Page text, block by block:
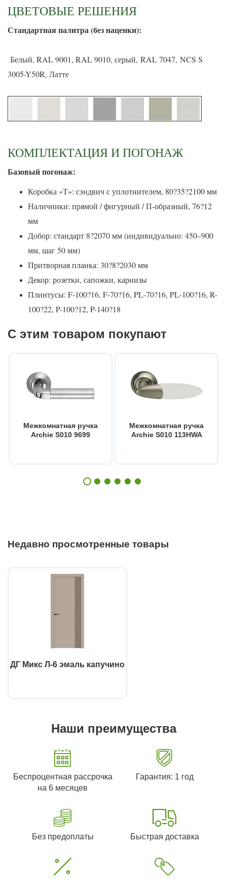
ЦВЕТОВЫЕ РЕШЕНИЯ
Стандартная палитра (без наценки):
Белый, RAL 9001, RAL 9010, серый, RAL 7047, NCS S
3005-Y50R, Латте
КОМПЛЕКТАЦИЯ И ПОГОНАЖ
Базовый погонаж:
Коробка «Т»: сэндвич с уплотнителем, 80?35?2100 мм
Наличники: прямой / фигурный / П-образный, 76?12
мм
Добор: стандарт 8?2070 мм (индивидуально: 450–900
мм, шаг 50 мм)
Притворная планка: 30?8?2030 мм
Декор: розетки, сапожки, карнизы
Плинтусы: F-100?16, F-70?16, PL-70?16, PL-100?16, R-
100?22, P-100?12, P-140?18
С этим товаром покупают
Межкомнатная ручка
Archie S010 9699
Межкомнатная ручка
Archie S010 113HWA
Недавно просмотренные товары
ДГ Микс Л-6 эмаль капучино
Наши преимущества
Беспроцентная рассрочка
на 6 месяцев
Гарантия: 1 год
Без предоплаты Быстрая доставка